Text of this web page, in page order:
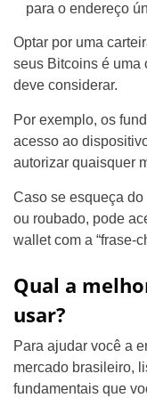
para o endereço
Optar por uma
seus Bitcoins é uma
deve considerar.
Por exemplo, os
acesso ao
autorizar quaisquer
Caso se esqueça
ou roubado, pode
wallet com a “frase-
Qual a
usar?
Para ajudar você a
mercado brasileiro,
fundamentais que